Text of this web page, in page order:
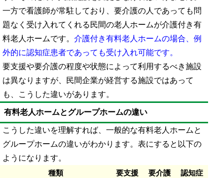
一方で看護師が常駐しており、要介護の人であっても問
題なく受け入れてくれる民間の老人ホームが介護付き有
料老人ホームです。 介護付き有料老人ホームの場合、例
外的に認知症患者であっても受け入れ可能です。
要支援や要介護の程度や状態によって利用するべき施設
は異なりますが、民間企業が経営する施設ではあって
も、こうした違いがあります。
有料老人ホームとグループホームの違い
こうした違いを理解すれば、一般的な有料老人ホームと
グループホームの違いがわかります。表にすると以下の
ようになります。
種類
要支援 要介護
認知症